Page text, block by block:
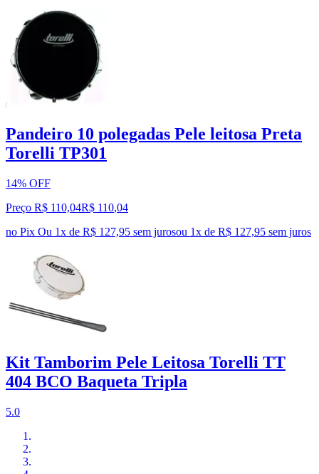
Pandeiro 10 polegadas Pele leitosa Preta
Torelli TP301
14% OFF
Preço R$ 110,04R$ 110,04
no Pix Ou 1x de R$ 127,95 sem jurosou 1x de R$ 127,95 sem juros
Kit Tamborim Pele Leitosa Torelli TT
404 BCO Baqueta Tripla
5.0